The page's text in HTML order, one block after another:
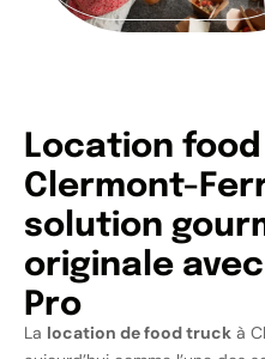
Location
Clermont-
solution
originale
Pro
La location de food truck à